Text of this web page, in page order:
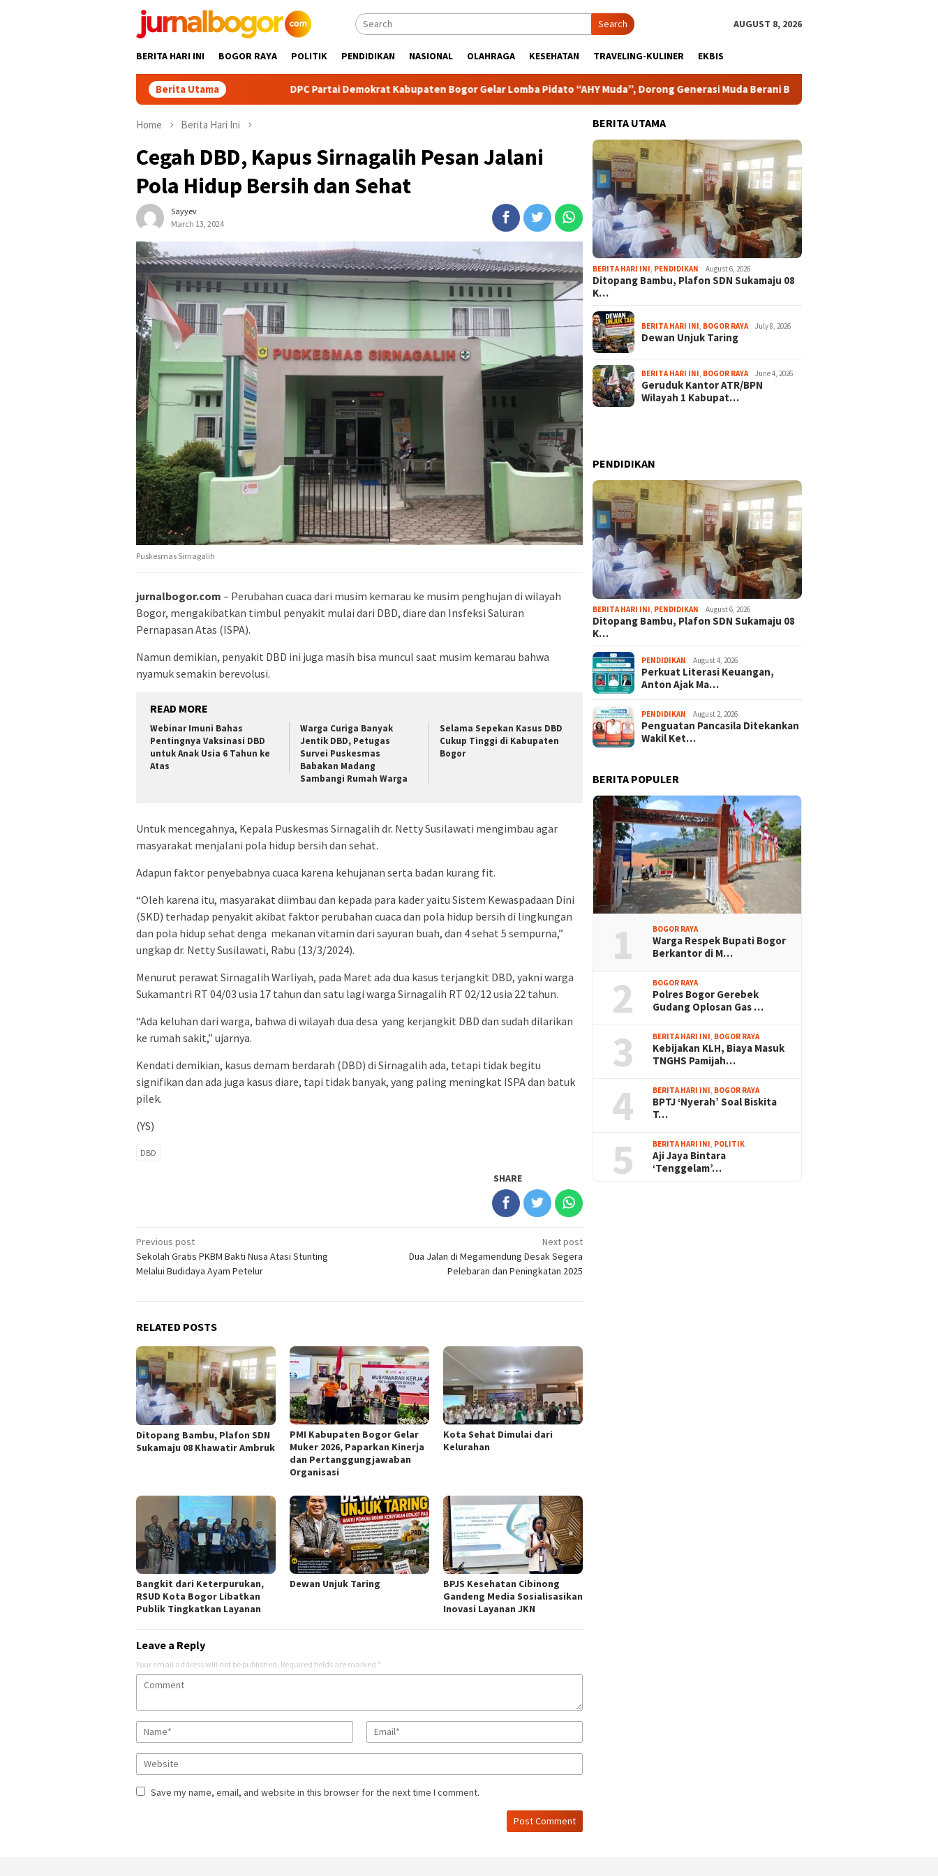
Search AUGUST 8, 2026
BERITA HARI INI BOGOR RAYA POLITIK PENDIDIKAN NASIONAL OLAHRAGA KESEHATAN TRAVELING-KULINER EKBIS
Berita UtamaDPC Partai Demokrat Kabupaten Bogor Gelar Lomba Pidato “AHY Muda”, Dorong Generasi Muda Berani Bersuara dan Merawat Demokrasi
Home Berita Hari Ini
Cegah DBD, Kapus Sirnagalih Pesan Jalani
Pola Hidup Bersih dan Sehat
Sayyev
March 13, 2024
Puskesmas Sirnagalih
jurnalbogor.com – Perubahan cuaca dari musim kemarau ke musim penghujan di wilayah
Bogor, mengakibatkan timbul penyakit mulai dari DBD, diare dan Insfeksi Saluran
Pernapasan Atas (ISPA).
Namun demikian, penyakit DBD ini juga masih bisa muncul saat musim kemarau bahwa
nyamuk semakin berevolusi.
READ MORE
Webinar Imuni Bahas
Pentingnya Vaksinasi DBD
untuk Anak Usia 6 Tahun ke
Atas
Warga Curiga Banyak
Jentik DBD, Petugas
Survei Puskesmas
Babakan Madang
Sambangi Rumah Warga
Selama Sepekan Kasus DBD
Cukup Tinggi di Kabupaten
Bogor
Untuk mencegahnya, Kepala Puskesmas Sirnagalih dr. Netty Susilawati mengimbau agar
masyarakat menjalani pola hidup bersih dan sehat.
Adapun faktor penyebabnya cuaca karena kehujanan serta badan kurang fit.
“Oleh karena itu, masyarakat diimbau dan kepada para kader yaitu Sistem Kewaspadaan Dini
(SKD) terhadap penyakit akibat faktor perubahan cuaca dan pola hidup bersih di lingkungan
dan pola hidup sehat denga mekanan vitamin dari sayuran buah, dan 4 sehat 5 sempurna,”
ungkap dr. Netty Susilawati, Rabu (13/3/2024).
Menurut perawat Sirnagalih Warliyah, pada Maret ada dua kasus terjangkit DBD, yakni warga
Sukamantri RT 04/03 usia 17 tahun dan satu lagi warga Sirnagalih RT 02/12 usia 22 tahun.
“Ada keluhan dari warga, bahwa di wilayah dua desa yang kerjangkit DBD dan sudah dilarikan
ke rumah sakit,” ujarnya.
Kendati demikian, kasus demam berdarah (DBD) di Sirnagalih ada, tetapi tidak begitu
signifikan dan ada juga kasus diare, tapi tidak banyak, yang paling meningkat ISPA dan batuk
pilek.
(YS)
DBD
SHARE
Post
navigation
Previous post
Sekolah Gratis PKBM Bakti Nusa Atasi Stunting
Melalui Budidaya Ayam Petelur
Next post
Dua Jalan di Megamendung Desak Segera
Pelebaran dan Peningkatan 2025
RELATED POSTS
Ditopang Bambu, Plafon SDN
Sukamaju 08 Khawatir Ambruk
PMI Kabupaten Bogor Gelar
Muker 2026, Paparkan Kinerja
dan Pertanggungjawaban
Organisasi
Kota Sehat Dimulai dari
Kelurahan
Bangkit dari Keterpurukan,
RSUD Kota Bogor Libatkan
Publik Tingkatkan Layanan
Dewan Unjuk Taring
BPJS Kesehatan Cibinong
Gandeng Media Sosialisasikan
Inovasi Layanan JKN
Leave a Reply
Your email address will not be published. Required fields are marked *
Save my name, email, and website in this browser for the next time I comment.
BERITA UTAMA
BERITA HARI INI PENDIDIKAN August 6, 2026
Ditopang Bambu, Plafon SDN Sukamaju 08
K…
BERITA HARI INI BOGOR RAYA July 8, 2026
Dewan Unjuk Taring
BERITA HARI INI BOGOR RAYA June 4, 2026
Geruduk Kantor ATR/BPN
Wilayah 1 Kabupat…
PENDIDIKAN
BERITA HARI INI PENDIDIKAN August 6, 2026
Ditopang Bambu, Plafon SDN Sukamaju 08
K…
PENDIDIKAN August 4, 2026
Perkuat Literasi Keuangan,
Anton Ajak Ma…
PENDIDIKAN August 2, 2026
Penguatan Pancasila Ditekankan
Wakil Ket…
BERITA POPULER
1 BOGOR RAYA
Warga Respek Bupati Bogor
Berkantor di M…
2 BOGOR RAYA
Polres Bogor Gerebek
Gudang Oplosan Gas …
3 BERITA HARI INI, BOGOR RAYA
Kebijakan KLH, Biaya Masuk
TNGHS Pamijah…
4 BERITA HARI INI, BOGOR RAYA
BPTJ ‘Nyerah’ Soal Biskita
T…
5 BERITA HARI INI, POLITIK
Aji Jaya Bintara
‘Tenggelam’…